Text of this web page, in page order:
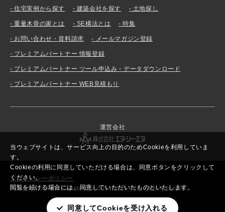
当ウェブサイトは、サービス向上の目的のためCookieを利用していま
す。
Cookieの利用に同意していただける場合は、同意ボタンをクリックして
ください。
閲覧を続ける場合には、同意していただいたものといたします。
同意してCookieを受け入れる
住宅実例から探す 建築会社を探す 土地探し
重量木骨の家とは SE構法とは 特集
お問い合わせ・資料請求 メールマガジン登録
プレミアムパートナー 情報登録
プレミアムパートナー ツール申込み・データダウンロード
プレミアムパートナー WEB見積もり
運営会社
プライバシーポリシー
Copyright© New Constructor’s Network. All rights reserved.